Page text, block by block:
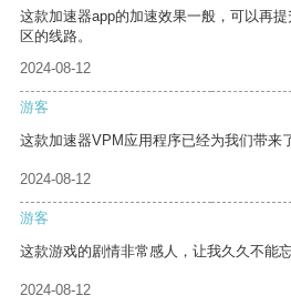
这款加速器app的加速效果一般，可以再
区的线路。
2024-08-12
游客
这款加速器VPM应用程序已经为我们带来
2024-08-12
游客
这款游戏的剧情非常感人，让我久久不能忘
2024-08-12